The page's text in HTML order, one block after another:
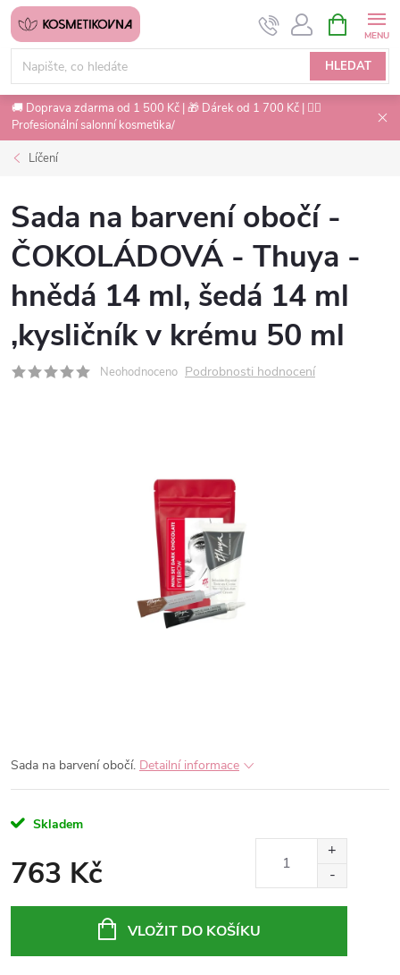
Přejít
obsah
HLEDAT
NÁKUPNÍ
KOŠÍK
🚚 Doprava zdarma od 1 500 Kč | 🎁 Dárek od 1 700 Kč | 💇‍♀️
Profesionální salonní kosmetika/
Líčení
Sada na barvení obočí -
ČOKOLÁDOVÁ - Thuya -
hnědá 14 ml, šedá 14 ml
,kysličník v krému 50 ml
Neohodnoceno Podrobnosti hodnocení
Sada na barvení obočí. Detailní informace
Skladem
763 Kč
VLOŽIT DO KOŠÍKU